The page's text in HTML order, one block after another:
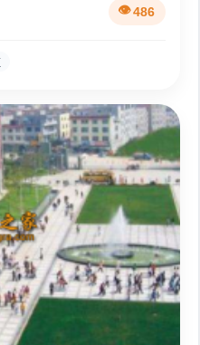
486